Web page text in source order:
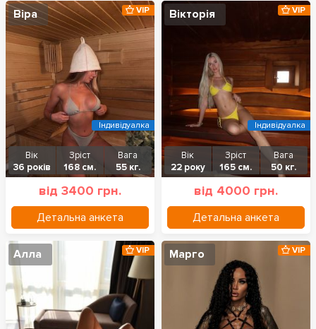
Віра
Вік
36 років
Зріст
168 см.
Вага
55 кг.
від 3400 грн.
Детальна анкета
VIP
Індивідуалка
Вікторія
Вік
22 року
Зріст
165 см.
Вага
50 кг.
від 4000 грн.
Детальна анкета
VIP
Індивідуалка
Алла VIP Марго VIP